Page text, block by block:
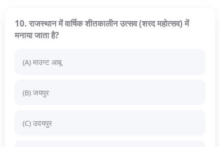
10. राजस्थान में वार्षिक शीतकालीन उत्सव (शरद महोत्सव) में
मनाया जाता है?
(A) माउन्ट आबू
(B) जयपुर
(C) उदयपुर